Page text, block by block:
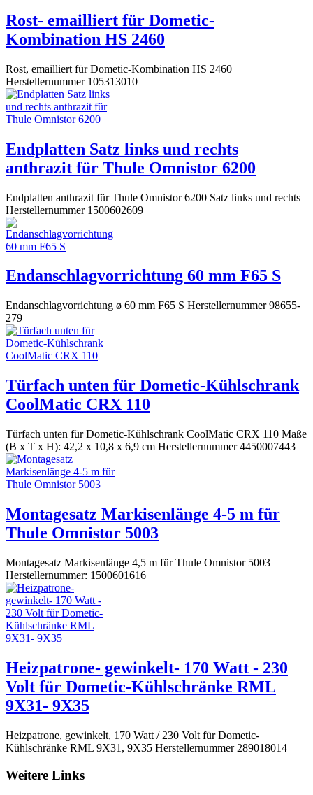
Rost- emailliert für Dometic-
Kombination HS 2460
Rost, emailliert für Dometic-Kombination HS 2460
Herstellernummer 105313010
Endplatten Satz links und rechts
anthrazit für Thule Omnistor 6200
Endplatten anthrazit für Thule Omnistor 6200 Satz links und rechts
Herstellernummer 1500602609
Endanschlagvorrichtung 60 mm F65 S
Endanschlagvorrichtung ø 60 mm F65 S Herstellernummer 98655-
279
Türfach unten für Dometic-Kühlschrank
CoolMatic CRX 110
Türfach unten für Dometic-Kühlschrank CoolMatic CRX 110 Maße
(B x T x H): 42,2 x 10,8 x 6,9 cm Herstellernummer 4450007443
Montagesatz Markisenlänge 4-5 m für
Thule Omnistor 5003
Montagesatz Markisenlänge 4,5 m für Thule Omnistor 5003
Herstellernummer: 1500601616
Heizpatrone- gewinkelt- 170 Watt - 230
Volt für Dometic-Kühlschränke RML
9X31- 9X35
Heizpatrone, gewinkelt, 170 Watt / 230 Volt für Dometic-
Kühlschränke RML 9X31, 9X35 Herstellernummer 289018014
Weitere Links